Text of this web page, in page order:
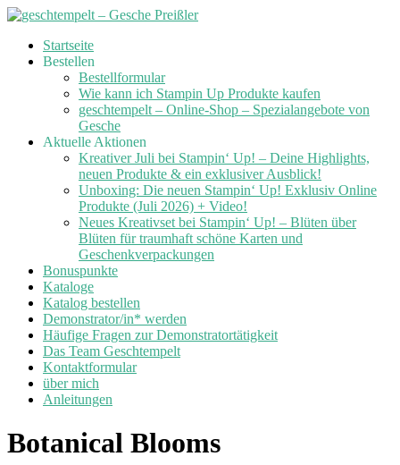
Skip
Startseite
Bestellen
Bestellformular
Wie kann ich Stampin Up Produkte kaufen
geschtempelt – Online-Shop – Spezialangebote von
Gesche
Aktuelle Aktionen
Kreativer Juli bei Stampin‘ Up! – Deine Highlights,
neuen Produkte & ein exklusiver Ausblick!
Unboxing: Die neuen Stampin‘ Up! Exklusiv Online
Produkte (Juli 2026) + Video!
Neues Kreativset bei Stampin‘ Up! – Blüten über
Blüten für traumhaft schöne Karten und
Geschenkverpackungen
Bonuspunkte
Kataloge
Katalog bestellen
Demonstrator/in* werden
Häufige Fragen zur Demonstratortätigkeit
Das Team Geschtempelt
Kontaktformular
über mich
Anleitungen
Botanical Blooms